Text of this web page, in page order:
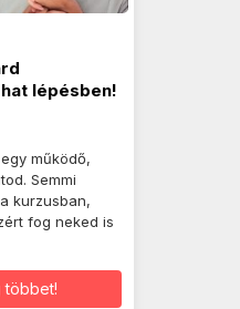
lépésben!
működő,
Semmi
kurzusban,
fog neked is
többet!